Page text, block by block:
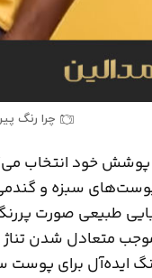
چرا رنگ
پوشش خود انتخاب
پوست‌های سبزه و
طبیعی صورت
متعادل شدن تناژ
رنگ ایده‌آل برای